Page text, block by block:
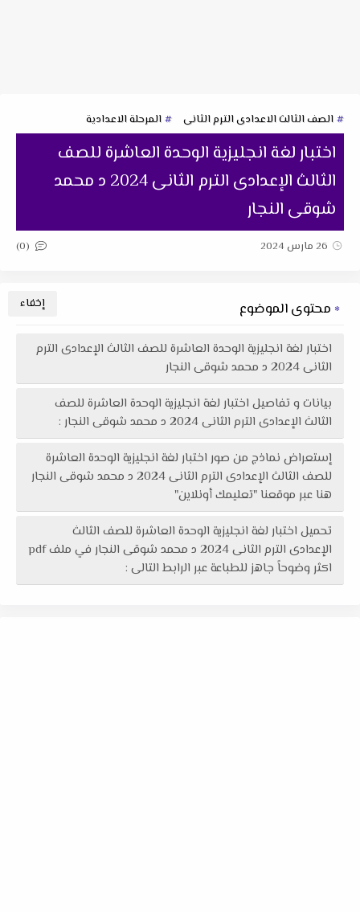
الصف الثالث الاعدادى الترم الثانى المرحلة الاعدادية
اختبار لغة انجليزية الوحدة العاشرة للصف
الثالث الإعدادى الترم الثانى 2024 د محمد
شوقى النجار
26 مارس 2024 (0)
محتوى الموضوع
اختبار لغة انجليزية الوحدة العاشرة للصف الثالث الإعدادى الترم
الثانى 2024 د محمد شوقى النجار
بيانات و تفاصيل اختبار لغة انجليزية الوحدة العاشرة للصف
الثالث الإعدادى الترم الثانى 2024 د محمد شوقى النجار :
إستعراض نماذج من صور اختبار لغة انجليزية الوحدة العاشرة
للصف الثالث الإعدادى الترم الثانى 2024 د محمد شوقى النجار
هنا عبر موقعنا "تعليمك أونلاين"
تحميل اختبار لغة انجليزية الوحدة العاشرة للصف الثالث
الإعدادى الترم الثانى 2024 د محمد شوقى النجار في ملف pdf
اكثر وضوحاً جاهز للطباعة عبر الرابط التالى :